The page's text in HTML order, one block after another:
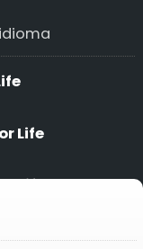
Life
Life